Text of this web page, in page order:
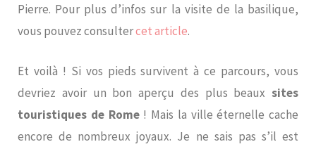
Pierre. Pour plus d’infos sur la visite de la basilique,
vous pouvez consultercet article.
Et voilà ! Si vos pieds survivent à ce parcours, vous
devriez avoir un bon aperçu des plus beaux sites
touristiques de Rome! Mais la ville éternelle cache
encore de nombreux joyaux. Je ne sais pas s’il est